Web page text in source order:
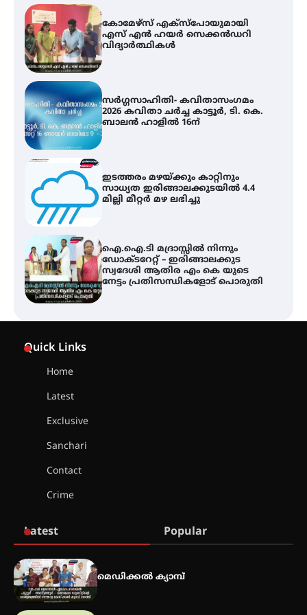
കോമേഴ്സ് എക്സ്പോയുമായി
എസ് എൻ ഹയർ സെക്കൻഡറി
വിദ്യാർത്ഥികൾ
സർഗ്ഗസാഹിതി- കവിതാസംഗമം
2026 കവിതാ ചർച്ച കാട്ടൂർ, ടി. കെ.
ബാലൻ ഹാളിൽ 16ന്
ഇടത്തരം മഴയ്ക്കും കാറ്റിനും
സാധ്യത ഇരിങ്ങാലക്കുടയിൽ 4.4
മില്ലി മീറ്റർ മഴ ലഭിച്ചു
ഐ.ഐ.ടി മദ്രാസ്സിൽ നിന്നും
ഡോക്ടറേറ്റ് – ഇരിങ്ങാലക്കുട
സ്വദേശി ആതിര എം കെ യുടെ
നേട്ടം പ്രതിസന്ധികളോട് പൊരുതി
2026 കവിതാ ചർച്ച കാട്ടൂർ, ടി. കെ.
ബാലൻ ഹാളിൽ 16ന്
Quick Links
Home
Latest
Exclusive
Sanchari
Contact
Crime
Latest Popular
മെഡിക്കൽ ക്യാമ്പ്